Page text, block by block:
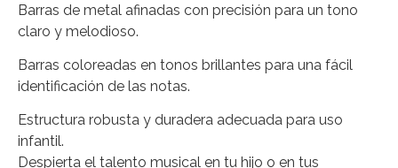
Barras de metal afinadas con precisión para un tono
claro y melodioso.
Barras coloreadas en tonos brillantes para una fácil
identificación de las notas.
Estructura robusta y duradera adecuada para uso
infantil.
Despierta el talento musical en tu hijo o en tus